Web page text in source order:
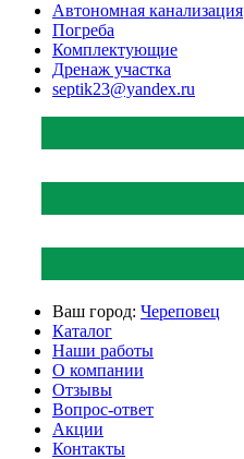
Автономная канализация
Погреба
Комплектующие
Дренаж участка
septik23@yandex.ru
Ваш город: Череповец
Каталог
Наши работы
О компании
Отзывы
Вопрос-ответ
Акции
Контакты